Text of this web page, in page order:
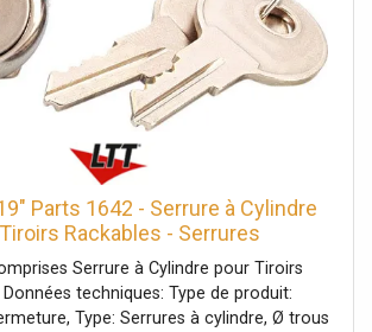
Parts 1642 - Serrure à Cylindre
Rackables - Serrures
Serrure à Cylindre pour Tiroirs
Données techniques: Type de produit:
Type: Serrures à cylindre, Ø trous